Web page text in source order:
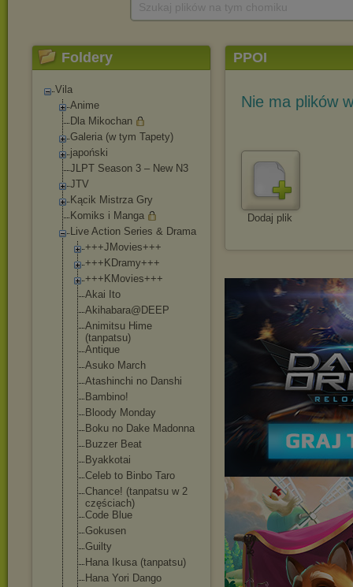
Foldery
Vila
Anime
Dla Mikochan
Galeria (w tym Tapety)
japoński
JLPT Season 3 – New N3
JTV
Kącik Mistrza Gry
Komiks i Manga
Live Action Series & Drama
+++JMovies+++
+++KDramy+++
+++KMovies+++
Akai Ito
Akihabara@DEEP
Animitsu Hime
(tanpatsu)
Antique
Asuko March
Atashinchi no Danshi
Bambino!
Bloody Monday
Boku no Dake Madonna
Buzzer Beat
Byakkotai
Celeb to Binbo Taro
Chance! (tanpatsu w 2
częściach)
Code Blue
Gokusen
Guilty
Hana Ikusa (tanpatsu)
Hana Yori Dango
PPOI
Nie ma plików
Dodaj plik